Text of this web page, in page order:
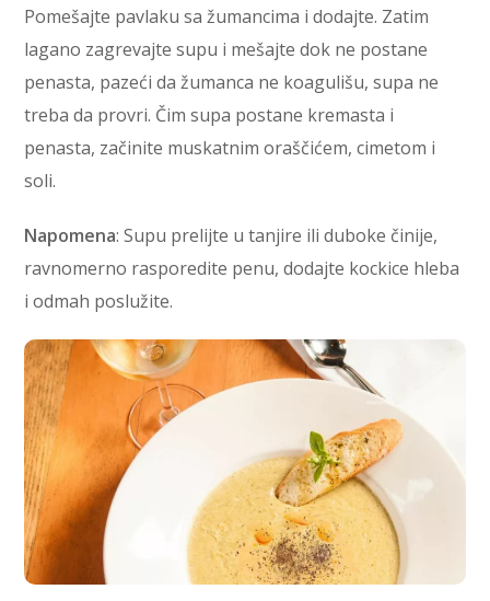
Pomešajte pavlaku sa žumancima i dodajte. Zatim
lagano zagrevajte supu i mešajte dok ne postane
penasta, pazeći da žumanca ne koagulišu, supa ne
treba da provri. Čim supa postane kremasta i
penasta, začinite muskatnim oraščićem, cimetom i
soli.
Napomena: Supu prelijte u tanjire ili duboke činije,
ravnomerno rasporedite penu, dodajte kockice hleba
i odmah poslužite.